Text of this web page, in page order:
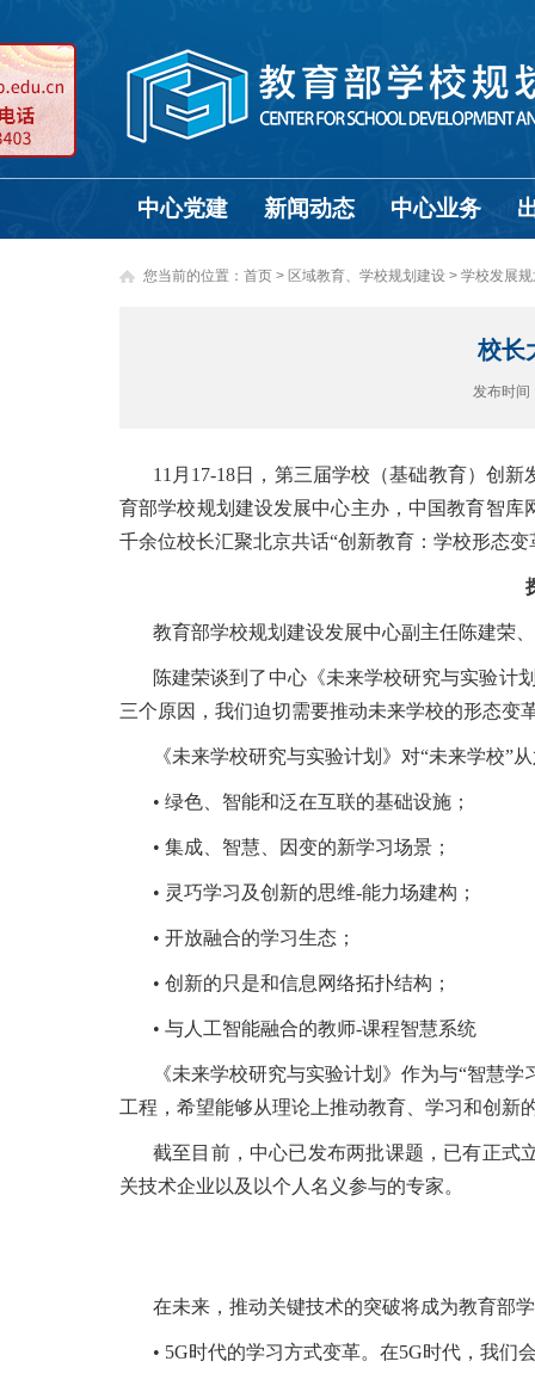
中心党建 新闻动态 中心业务
您当前的位置： 首页 > 区域教育、学校规划建设 > 学校发展
校长
发布时
11月17-18日，第三届学校（基础教育）创
育部学校规划建设发展中心主办，中国教育智
千余位校长汇聚北京共话“创新教育：学校形态
教育部学校规划建设发展中心副主任陈建荣
陈建荣谈到了中心《未来学校研究与实验计
三个原因，我们迫切需要推动未来学校的形态变
《未来学校研究与实验计划》对“未来学校”
• 绿色、智能和泛在互联的基础设施；
• 集成、智慧、因变的新学习场景；
• 灵巧学习及创新的思维-能力场建构；
• 开放融合的学习生态；
• 创新的只是和信息网络拓扑结构；
• 与人工智能融合的教师-课程智慧系统
《未来学校研究与实验计划》作为与“智慧
工程，希望能够从理论上推动教育、学习和创新
截至目前，中心已发布两批课题，已有正式
关技术企业以及以个人名义参与的专家。
在未来，推动关键技术的突破将成为教育部
• 5G时代的学习方式变革。在5G时代，我们